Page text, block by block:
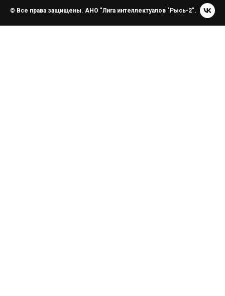
© Все права защищены. АНО "Лига интеллектуалов "Рысь-2".